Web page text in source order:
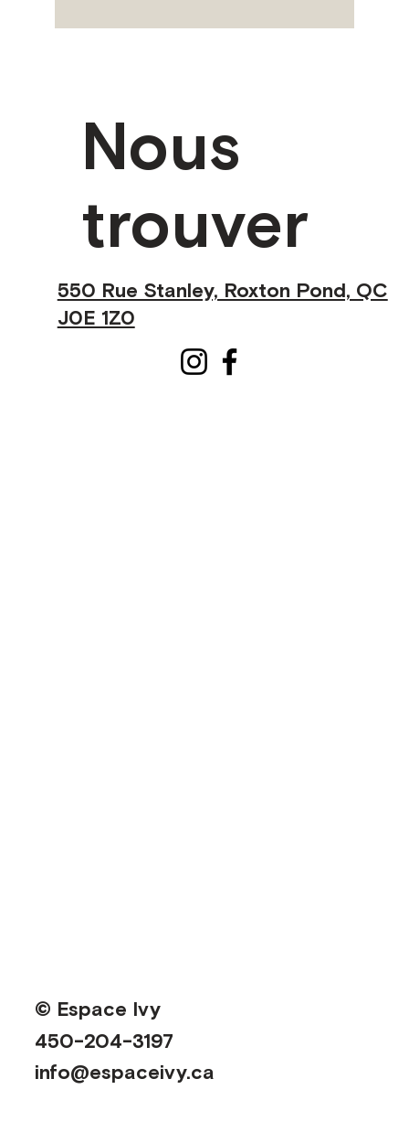
Nous
trouver
550 Rue Stanley, Roxton Pond, QC
J0E 1Z0
© Espace Ivy
450-204-3197
info@espaceivy.ca